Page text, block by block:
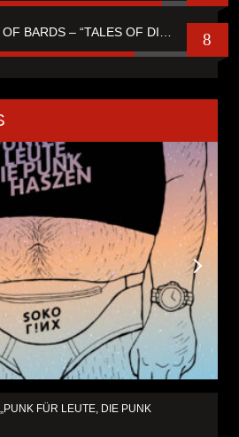
REVIEW: CRUSADE OF BARDS – “TALES OF DISTANT WORLDS“ 8
FÜR LEUTE, DIE PUNK